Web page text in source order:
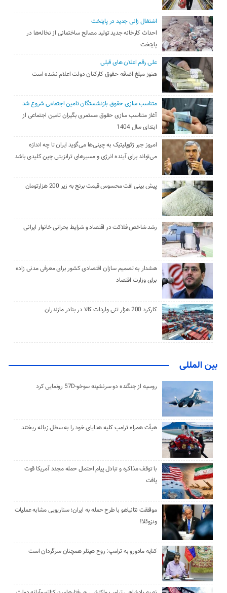
اشتغال زائی جدید در پایتخت
احداث کارخانه جدید تولید مصالح ساختمانی از نخاله‌ها در
پایتخت
علی رقم اعلان های قبلی
هنوز مبلغ اضافه حقوق کارکنان دولت اعلام نشده است
متناسب سازی حقوق بازنشستگان تامین اجتماعی شروع شد
آغاز متناسب سازی حقوق مستمری بگیران تامین اجتماعی از
ابتدای سال 1404
امروز جبر ژئوپلیتیک به چینی‌ها می‌گوید ایران تا چه اندازه
می‌تواند برای آینده انرژی و مسیرهای ترانزیتی چین کلیدی باشد
پیش بینی افت محسوس قیمت برنج به زیر 200 هزارتومان
رشد شاخص فلاکت در اقتصاد و شرایط بحرانی خانوار ایرانی
هشدار به تصمیم سازان اقتصادی کشور برای معرفی مدنی زاده
برای وزارت اقتصاد
کارکرد 200 هزار تنی واردات کالا در بنادر مازندران
بین المللی
روسیه از جنگنده دو سرنشینه سوخو-57D رونمایی کرد
هیأت همراه ترامپ کلیه هدایای خود را به سطل زباله ریختند
با توقف مذاکره و تبادل پیام احتمال حمله مجدد آمریکا قوت
یافت
موافقت نتانیاهو با طرح حمله به ایران؛ سناریویی مشابه عملیات
ونزوئلا!
کنایه مادورو به ترامپ: روح هیتلر همچنان سرگردان است